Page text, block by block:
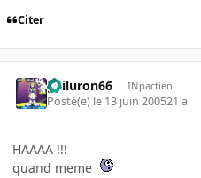
Citer
gailuron66 INpactien
Posté(e) le 13 juin 200521 a
HAAAA !!!
quand meme